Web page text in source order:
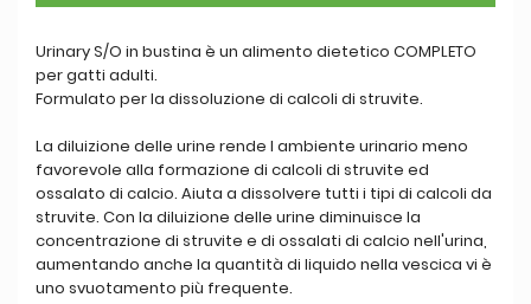
Urinary S/O in bustina è un alimento dietetico COMPLETO
per gatti adulti.
Formulato per la dissoluzione di calcoli di struvite.
La diluizione delle urine rende l ambiente urinario meno
favorevole alla formazione di calcoli di struvite ed
ossalato di calcio. Aiuta a dissolvere tutti i tipi di calcoli da
struvite. Con la diluizione delle urine diminuisce la
concentrazione di struvite e di ossalati di calcio nell'urina,
aumentando anche la quantità di liquido nella vescica vi è
uno svuotamento più frequente.